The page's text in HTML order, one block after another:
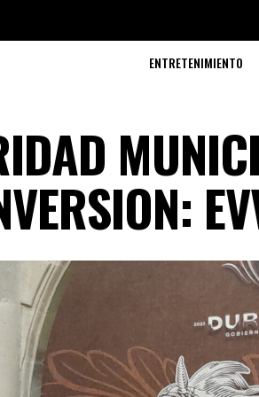
ENTRETENIMIENTO